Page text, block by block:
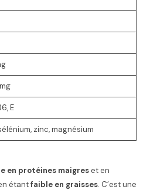
E
zinc, magnésium
en protéines maigreset en
étantfaible en graisses. C’est une